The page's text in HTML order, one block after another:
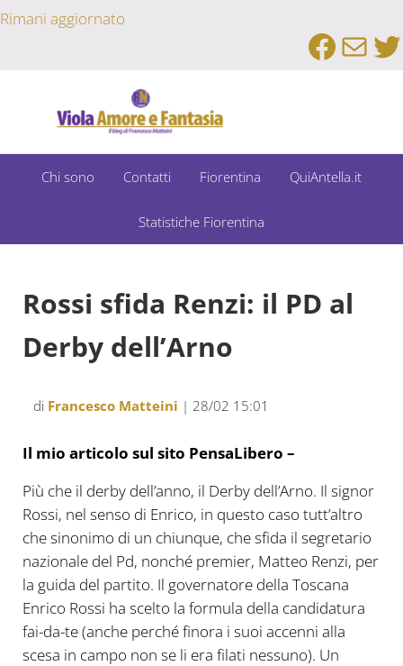
Passa al contenuto principale
Skip to after header navigation
Skip to site footer
Rimani aggiornato
Viola Amore e Fantasia
Chi sono Contatti Fiorentina QuiAntella.it
Statistiche Fiorentina
Rossi sfida Renzi: il PD al
Derby dell’Arno
di Francesco Matteini | 28/02 15:01
Il mio articolo sul sito PensaLibero –
Più che il derby dell’anno, il Derby dell’Arno. Il signor
Rossi, nel senso di Enrico, in questo caso tutt’altro
che sinonimo di un chiunque, che sfida il segretario
nazionale del Pd, nonché premier, Matteo Renzi, per
la guida del partito. Il governatore della Toscana
Enrico Rossi ha scelto la formula della candidatura
fai-da-te (anche perché finora i suoi accenni alla
scesa in campo non se li era filati nessuno). Un